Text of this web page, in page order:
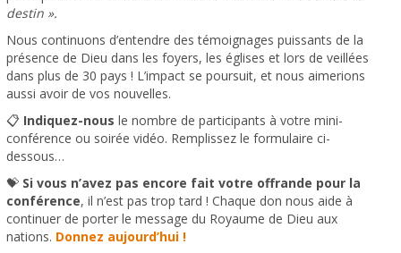
destin ».
Nous continuons d’entendre des témoignages puissants de la
présence de Dieu dans les foyers, les églises et lors de veillées
dans plus de 30 pays ! L’impact se poursuit, et nous aimerions
aussi avoir de vos nouvelles.
📋 Indiquez-nous le nombre de participants à votre mini-
conférence ou soirée vidéo. Remplissez le formulaire ci-
dessous…
💝 Si vous n’avez pas encore fait votre offrande pour la
conférence, il n’est pas trop tard ! Chaque don nous aide à
continuer de porter le message du Royaume de Dieu aux
nations. Donnez aujourd’hui !